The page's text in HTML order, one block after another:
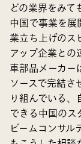
どの業界をみ
中国で事業を展
業立ち上げのス
アップ企業と
車部品メーカー
ソースで完結
り組んでいる
できる中国のス
ビームコンサ